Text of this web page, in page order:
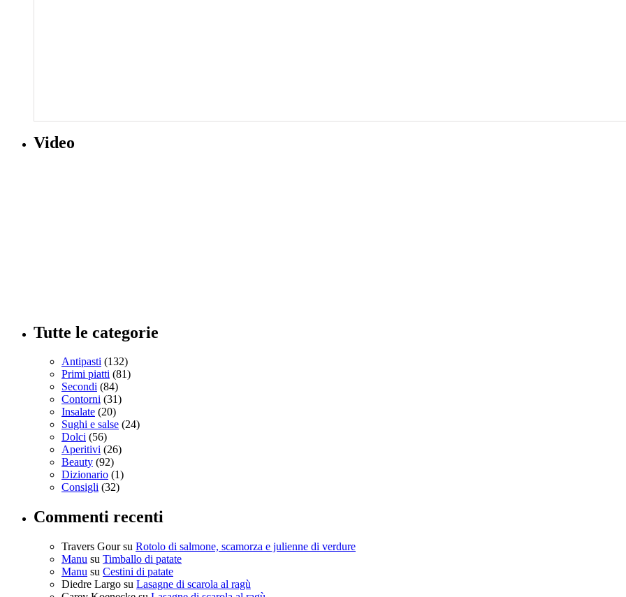
Video
Tutte le categorie
Antipasti (132)
Primi piatti (81)
Secondi (84)
Contorni (31)
Insalate (20)
Sughi e salse (24)
Dolci (56)
Aperitivi (26)
Beauty (92)
Dizionario (1)
Consigli (32)
Commenti recenti
Travers Goursu Rotolo di salmone, scamorza e julienne di verdure
Manu su Timballo di patate
Manu su Cestini di patate
Diedre Largo su Lasagne di scarola al ragù